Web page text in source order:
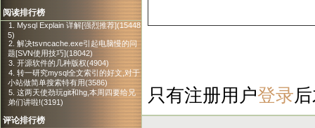
阅读排行榜
1. Mysql Explain 详解[强烈推荐](15448
5)
2. 解决tsvncache.exe引起电脑慢的问
题[SVN使用技巧](18042)
3. 开源软件的几种版权(4904)
4. 转一研究mysql全文索引的好文,对于
小站做简单搜索特有用(3586)
5. 这两天使劲玩git和hg,本周四要给兄
弟们讲啦!(3191)
评论排行榜
只有注册用户登录